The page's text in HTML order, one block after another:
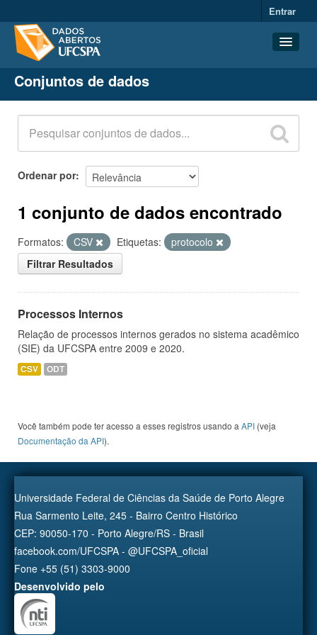
Entrar
Conjuntos de dados
Organizações
Grupos
Sobre
Conjuntos de dados
Ordenar por
1 conjunto de dados encontrado
Formatos: CSV Etiquetas:
protocolo
Filtrar Resultados
Processos Internos
Relação de processos internos gerados no sistema acadêmico
(SIE) da UFCSPA entre 2009 e 2020.
CSV ODT
Você também pode ter acesso a esses registros usando a API (veja
Documentação da API).
Universidade Federal de Ciências da Saúde de Porto Alegre
Rua Sarmento Leite, 245 - Bairro Centro Histórico
CEP: 90050-170 - Porto Alegre/RS - Brasil
facebook.com/UFCSPA - @UFCSPA_oficial
Fone +55 (51) 3303-9000
Desenvolvido pelo